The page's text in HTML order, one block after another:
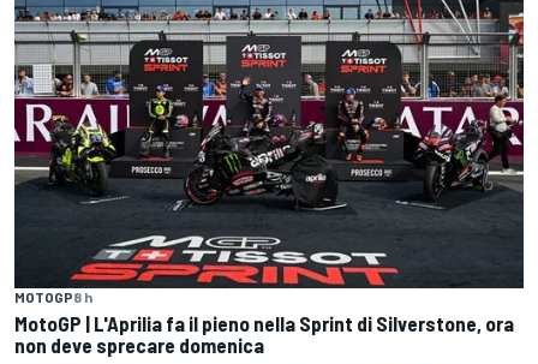
MOTOGP8 h
MotoGP | L'Aprilia fa il pieno nella Sprint di Silverstone, ora
non deve sprecare domenica